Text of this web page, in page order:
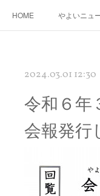
HOME やよいニュ
桃の花さく やよい再生プ
やよいギャラリー
2024.03.01 12:30
令和６年
会報発行